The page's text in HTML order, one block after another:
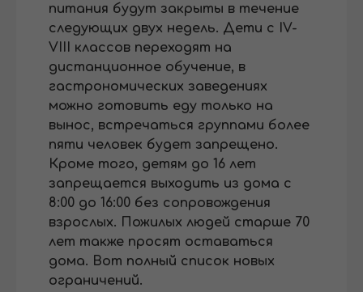
питания будут закрыты в течение
следующих двух недель. Дети с IV-
VIII классов переходят на
дистанционное обучение, в
гастрономических заведениях
можно готовить еду только на
вынос, встречаться группами более
пяти человек будет запрещено.
Кроме того, детям до 16 лет
запрещается выходить из дома с
8:00 до 16:00 без сопровождения
взрослых. Пожилых людей старше 70
лет также просят оставаться
дома. Вот полный список новых
ограничений.